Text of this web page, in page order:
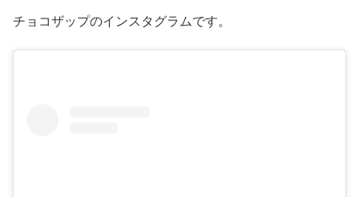
チョコザップのインスタグラムです。